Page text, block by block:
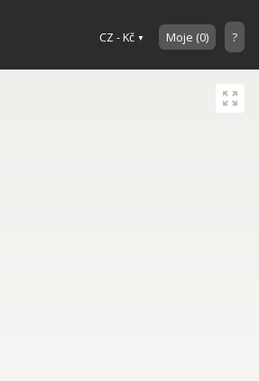
CZ - Kč Moje (0)
?